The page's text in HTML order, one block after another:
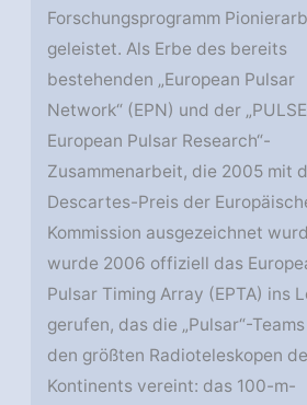
Forschungsprogramm
geleistet. Als Erbe des bereits
bestehenden „European Pulsar
Network“ (EPN) und der
European Pulsar Research“-
Zusammenarbeit, die 2005 mit
Descartes-Preis der
Kommission ausgezeichnet
wurde 2006 offiziell das
Pulsar Timing Array (EPTA) ins
gerufen, das die „Pulsar“-
den größten Radioteleskopen
Kontinents vereint: das 100-m-